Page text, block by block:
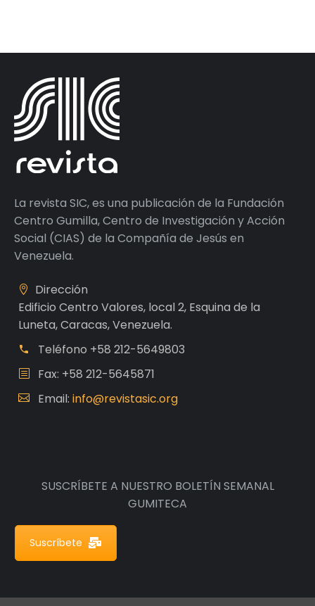
La revista SIC, es una publicación de la Fundación
Centro Gumilla, Centro de Investigación y Acción
Social (CIAS) de la Compañía de Jesús en
Venezuela.
Dirección
Edificio Centro Valores, local 2, Esquina de la
Luneta, Caracas, Venezuela.
Teléfono +58 212-5649803
Fax: +58 212-5645871
Email: info@revistasic.org
SUSCRÍBETE A NUESTRO BOLETÍN SEMANAL
GUMITECA
Suscríbete